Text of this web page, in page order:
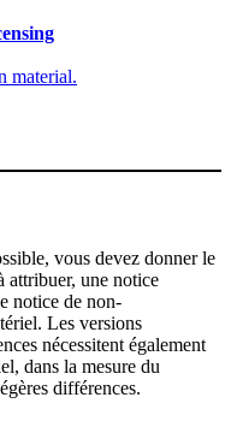
material.
vous devez donner le
attribuer, une notice
notice de non-
Les versions
nécessitent également
dans la mesure du
différences.